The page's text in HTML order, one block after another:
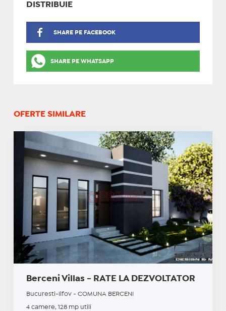
DISTRIBUIE
SHARE PE FACEBOOK
SHARE PE WHATSAPP
OFERTE SIMILARE
Berceni Villas - RATE LA DEZVOLTATOR
Bucuresti-Ilfov - COMUNA BERCENI
4 camere, 128 mp utili